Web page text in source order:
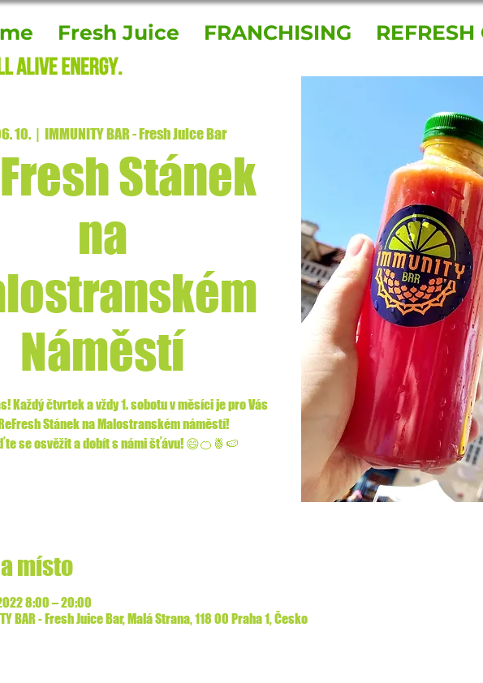
Fresh Juice FRANCHISING
10.
  |
IMMUNITY BAR - Fresh Juice Bar
Stánek
na
Náměstí
Každý čtvrtek a vždy 1. sobotu v měsíci je pro Vás
Stánek na Malostranském náměstí!
se osvěžit a dobít s námi šťávu! 😄🍊🍍🍉
místo
8:00 – 20:00
BAR - Fresh Juice Bar, Malá Strana, 118 00 Praha 1, Česko